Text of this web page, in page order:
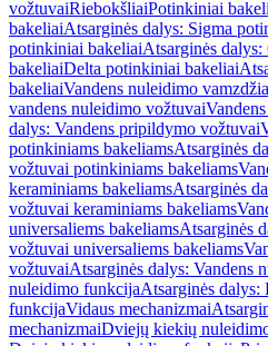
vožtuvaiRiebokšliaiPotinkiniai
bakeliaiAtsarginės dalys: Sigma
potinkiniai bakeliaiAtsarginės
bakeliaiDelta potinkiniai bakeliai
bakeliaiVandens nuleidimo
vandens nuleidimo vožtuvai
dalys: Vandens pripildymo vožtuvai
potinkiniams bakeliamsAtsarginės
vožtuvai potinkiniams bakeliams
keraminiams bakeliamsAtsarginės
vožtuvai keraminiams bakeliams
universaliems bakeliamsAtsarginės
vožtuvai universaliems bakeliams
vožtuvaiAtsarginės dalys: Vandens
nuleidimo funkcijaAtsarginės
funkcijaVidaus mechanizmai
mechanizmaiDviejų kiekių